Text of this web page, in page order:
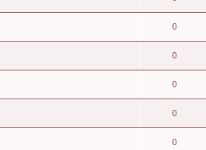
0
0
0
0
0